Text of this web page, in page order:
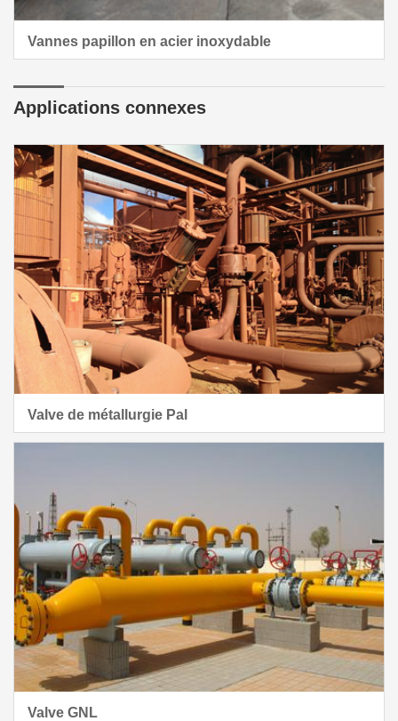
Vannes papillon en acier inoxydable
Applications connexes
Valve de métallurgie Pal
Valve GNL